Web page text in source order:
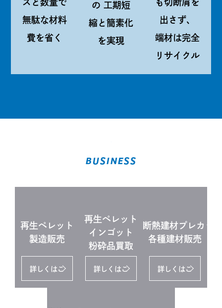
ズと数量で
無駄な材料
費を省く
の 工期短
縮と簡素化
を実現
も切断屑を
出さず、
端材は完全
リサイクル
BUSINESS
再生ペレット
製造販売
詳しくはこ
再生ペレット
インゴット
粉砕品買取
詳しくはこ
断熱建材プレカッ
各種建材販売
詳しくはこ